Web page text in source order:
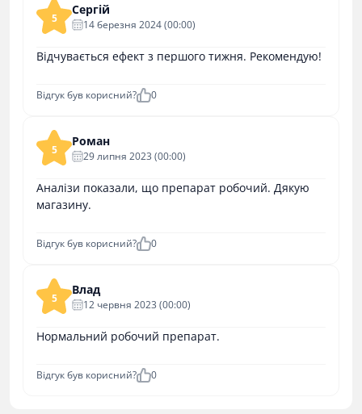
5
Сергій
14 березня 2024 (00:00)
Відчувається ефект з першого тижня. Рекомендую!
Відгук був корисний? 0
5
Роман
29 липня 2023 (00:00)
Аналізи показали, що препарат робочий. Дякую
магазину.
Відгук був корисний? 0
5
Влад
12 червня 2023 (00:00)
Нормальний робочий препарат.
Відгук був корисний? 0